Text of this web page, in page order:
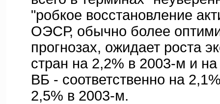
"робкое восстановление
ОЭСР, обычно более
прогнозах, ожидает роста
стран на 2,2% в 2003-м и на
ВБ - соответственно на
2,5% в 2003-м.